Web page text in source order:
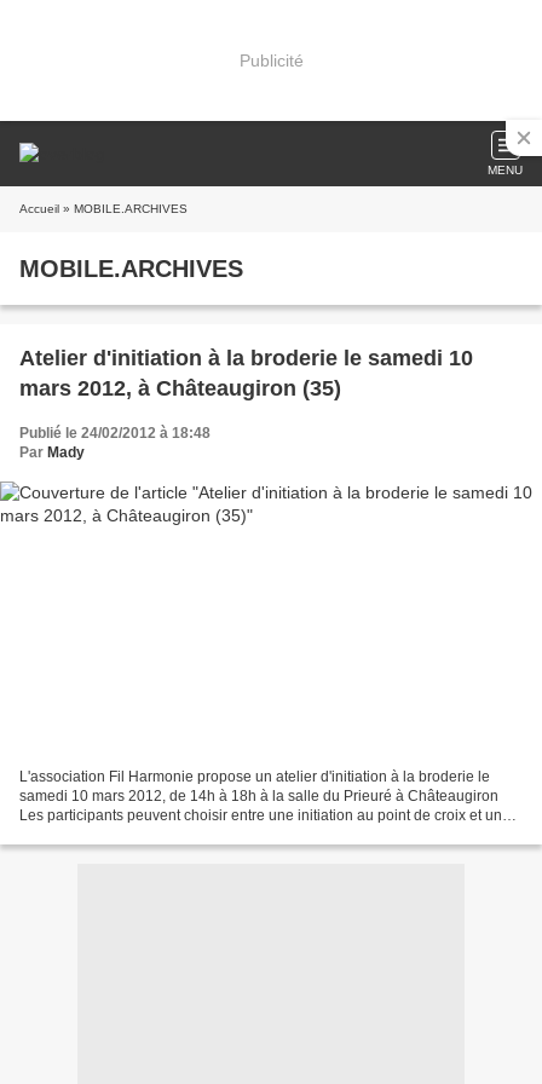
Publicité
MENU
Accueil » MOBILE.ARCHIVES
MOBILE.ARCHIVES
Atelier d'initiation à la broderie le samedi 10
mars 2012, à Châteaugiron (35)
Publié le 24/02/2012 à 18:48
Par Mady
L'association Fil Harmonie propose un atelier d'initiation à la broderie le
samedi 10 mars 2012, de 14h à 18h à la salle du Prieuré à Châteaugiron
Les participants peuvent choisir entre une initiation au point de croix et une